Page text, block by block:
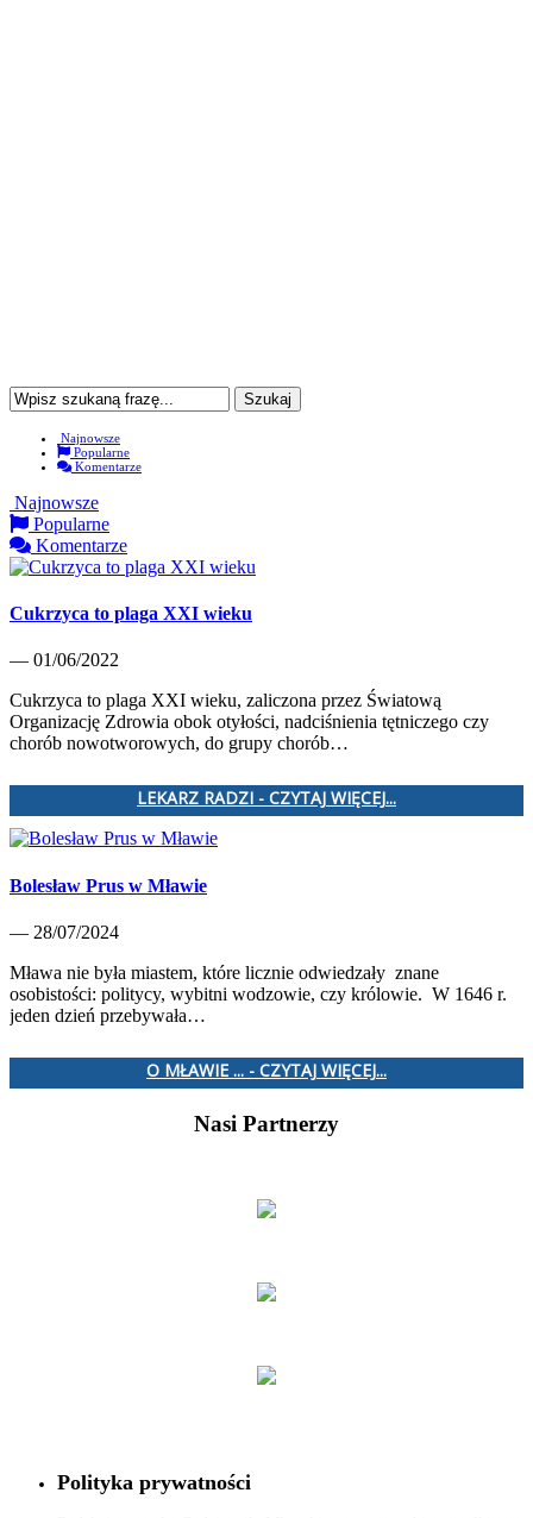
Najnowsze
Popularne
Komentarze
Najnowsze
Popularne
Komentarze
Cukrzyca to plaga XXI wieku
— 01/06/2022
Cukrzyca to plaga XXI wieku, zaliczona przez Światową
Organizację Zdrowia obok otyłości, nadciśnienia tętniczego czy
chorób nowotworowych, do grupy chorób…
LEKARZ RADZI - CZYTAJ WIĘCEJ...
Bolesław Prus w Mławie
— 28/07/2024
Mława nie była miastem, które licznie odwiedzały znane
osobistości: politycy, wybitni wodzowie, czy królowie. W 1646 r.
jeden dzień przebywała…
O MŁAWIE ... - CZYTAJ WIĘCEJ...
Nasi Partnerzy
Polityka prywatności